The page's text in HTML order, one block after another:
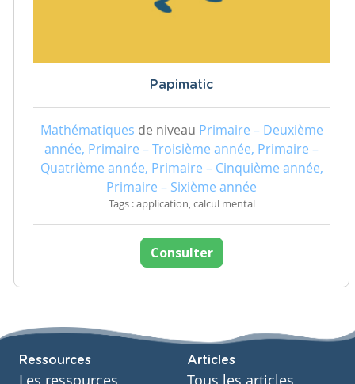
Papimatic
Mathématiques de niveau Primaire – Deuxième
année, Primaire – Troisième année, Primaire –
Quatrième année, Primaire – Cinquième année,
Primaire – Sixième année
Tags : application, calcul mental
Consulter
Ressources Articles